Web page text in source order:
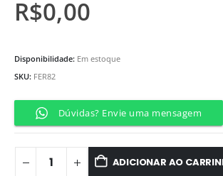
R$0,00
Disponibilidade: Em estoque
SKU: FER82
Dúvidas? Envie uma mensagem
ADICIONAR AO